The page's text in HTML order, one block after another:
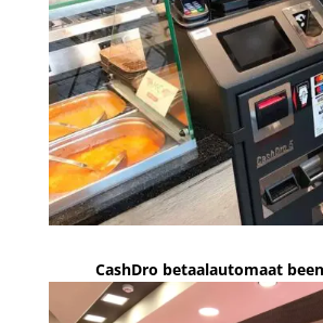
CashDro betaalautomaat